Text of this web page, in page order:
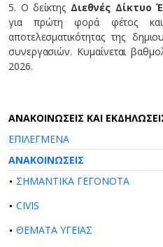
5. Ο δείκτης Διεθνές Δίκτυο
για πρώτη φορά φέτος
αποτελεσματικότητας της
συνεργασιών. Κυμαίνεται
2026.
AΝΑΚΟΙΝΩΣΕΙΣ ΚΑΙ
ΕΠΙΛΕΓΜΕΝΑ
ΑΝΑΚΟΙΝΩΣΕΙΣ
ΣΗΜΑΝΤΙΚΑ ΓΕΓΟΝΟΤΑ
CIVIS
ΘΕΜΑΤΑ ΥΓΕΙΑΣ